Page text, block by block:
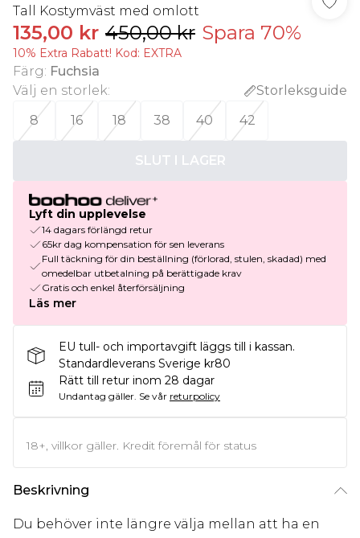
Tall Kostymväst med omlott
135,00 kr 450,00 kr Spara 70%
10% Extra Rabatt! Kod: EXTRA
Färg: Fuchsia
Välj en storlek:
Storleksguide
8
16 18 38 40 42
SLUT I LAGER
Lyft din upplevelse
14 dagars förlängd retur
65kr dag kompensation för sen leverans
Full täckning för din beställning (förlorad, stulen, skadad) med
omedelbar utbetalning på berättigade krav
Gratis och enkel återförsäljning
Läs mer
EU tull- och importavgift läggs till i kassan.
Standardleverans Sverige kr80
Rätt till retur inom 28 dagar
Undantag gäller. Se vår returpolicy
18+, villkor gäller. Kredit föremål för status
Beskrivning
Du behöver inte längre välja mellan att ha en